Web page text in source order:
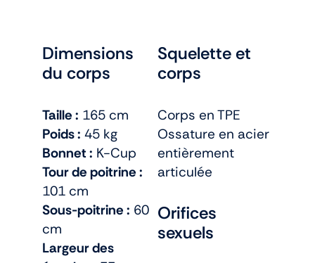
Dimensions
du corps
Taille : 165 cm
Poids : 45 kg
Bonnet : K-Cup
Tour de poitrine :
101 cm
Sous-poitrine : 60
cm
Largeur des
Squelette et
corps
Corps en TPE
Ossature en acier
entièrement
articulée
Orifices
sexuels